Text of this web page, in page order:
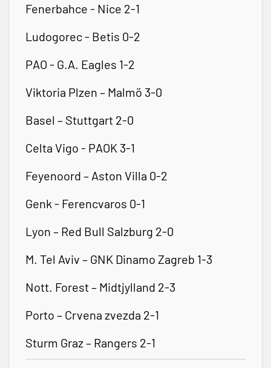
Fenerbahce - Nice 2-1
Ludogorec - Betis 0-2
PAO - G.A. Eagles 1-2
Viktoria Plzen – Malmö 3-0
Basel – Stuttgart 2-0
Celta Vigo - PAOK 3-1
Feyenoord – Aston Villa 0-2
Genk - Ferencvaros 0-1
Lyon – Red Bull Salzburg 2-0
M. Tel Aviv – GNK Dinamo Zagreb 1-3
Nott. Forest – Midtjylland 2-3
Porto – Crvena zvezda 2-1
Sturm Graz – Rangers 2-1